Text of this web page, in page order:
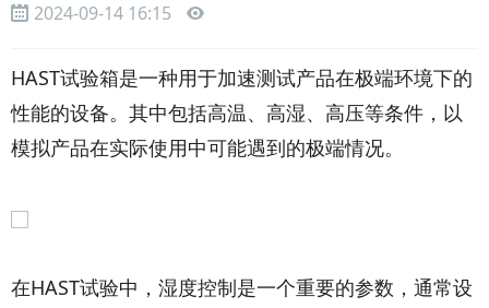
2024-09-14 16:15
HAST试验箱是一种用于加速测试产品在极端环境下的
性能的设备。其中包括高温、高湿、高压等条件，以
模拟产品在实际使用中可能遇到的极端情况。
在HAST试验中，湿度控制是一个重要的参数，通常设